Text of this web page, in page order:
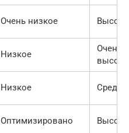
Очень низкое
Низкое
Очень
Низкое
Оптимизировано